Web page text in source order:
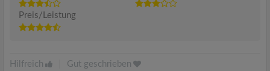
Preis/Leistung
Hilfreich Gut geschrieben